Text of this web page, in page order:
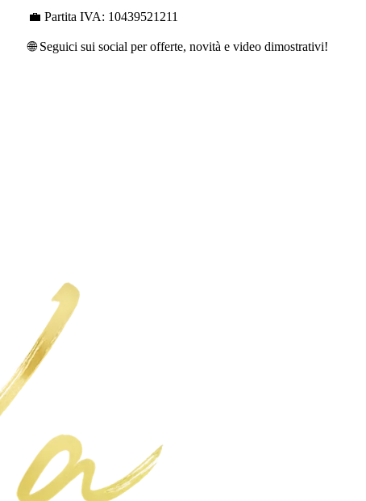
💼 Partita IVA: 10439521211
🌐 Seguici sui social per offerte, novità e video dimostrativi!